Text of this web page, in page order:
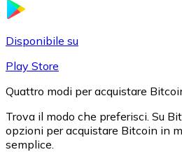
Disponibile su
Play Store
Quattro modi per acquistare
Trova il modo che preferisci. Su
opzioni per acquistare Bitcoin in
semplice.